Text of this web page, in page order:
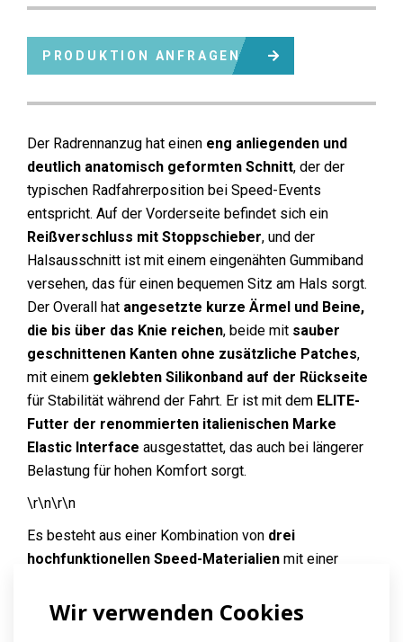
Wir verwenden Cookies
PRODUKTION ANFRAGEN
Der Radrennanzug hat einen eng anliegenden und
deutlich anatomisch geformten Schnitt, der der
typischen Radfahrerposition bei Speed-Events
entspricht. Auf der Vorderseite befindet sich ein
Reißverschluss mit Stoppschieber, und der
Halsausschnitt ist mit einem eingenähten Gummiband
versehen, das für einen bequemen Sitz am Hals sorgt.
Der Overall hat angesetzte kurze Ärmel und Beine,
die bis über das Knie reichen, beide mit sauber
geschnittenen Kanten ohne zusätzliche Patches,
mit einem geklebten Silikonband auf der Rückseite
für Stabilität während der Fahrt. Er ist mit dem ELITE-
Futter der renommierten italienischen Marke
Elastic Interface ausgestattet, das auch bei längerer
Belastung für hohen Komfort sorgt.
\r\n\r\n
Es besteht aus einer Kombination von drei
hochfunktionellen Speed-Materialien mit einer
Belüftung und bessere Luftzirkulationfördert. Die